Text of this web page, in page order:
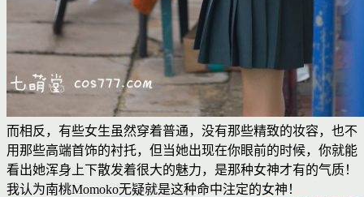
而相反，有些女生虽然穿着普通，没有那些精致的妆容，也不
用那些高端首饰的衬托，但当她出现在你眼前的时候，你就能
看出她浑身上下散发着很大的魅力，是那种女神才有的气质！
我认为南桃Momoko无疑就是这种命中注定的女神！